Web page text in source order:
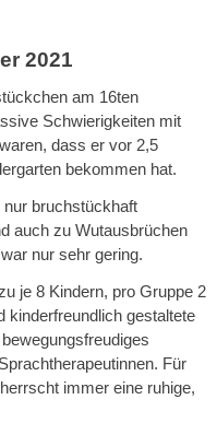
2021
am 16ten
Schwierigkeiten mit
dass er vor 2,5
bekommen hat.
nur bruchstückhaft
auch zu Wutausbrüchen
nur sehr gering.
je 8 Kindern, pro Gruppe 2
kinderfreundlich gestaltete
Für
immer eine ruhige,